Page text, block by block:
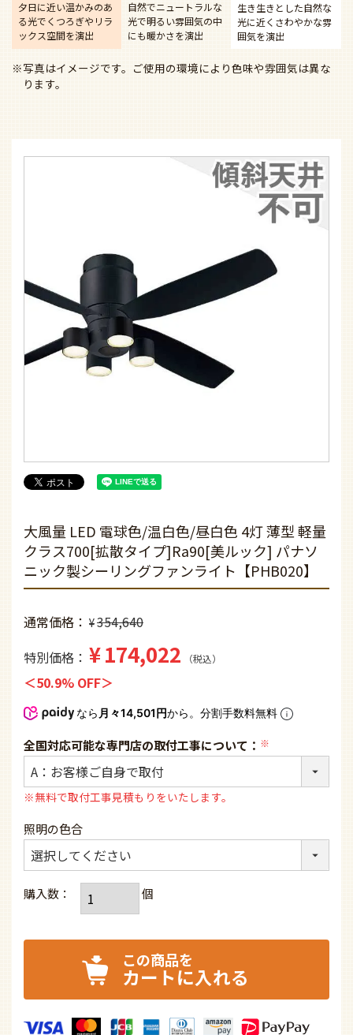
夕日に近い温かみのあ
る光でくつろぎやリラ
ックス空間を演出
自然でニュートラルな
光で明るい雰囲気の中
にも暖かさを演出
生き生きとした自然な
光に近く さわやかな雰
囲気を演出
※写真はイメージです。ご使用の環境により色味や雰囲気は異な
ります。
大風量 LED 電球色/温白色/昼白色 4灯 薄型 軽量
クラス700[拡散タイプ]Ra90[美ルック] パナソ
ニック製シーリングファンライト【PHB020】
通常価格 ¥354,640
特別価格
¥174,022 税込
50.9% OFF
なら 月々14,501円から。分割手数料無料
全国対応可能な専門店の取付工事について：
(必
※無料で取付工事見積もりをいたします。
照明の色合
カートに入れる